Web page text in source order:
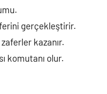
gerçekleştirir.
kazanır.
komutanı olur.